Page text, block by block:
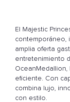
El Majestic
contemporáneo,
amplia oferta
entretenimiento
eficiente. Con
combina lujo,
con estilo.